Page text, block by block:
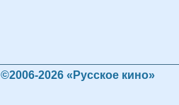
©2006-2026 «Русское кино»